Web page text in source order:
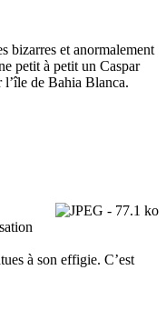
bizarres et anormalement
petit à petit un Caspar
de Bahia Blanca.
à son effigie. C’est